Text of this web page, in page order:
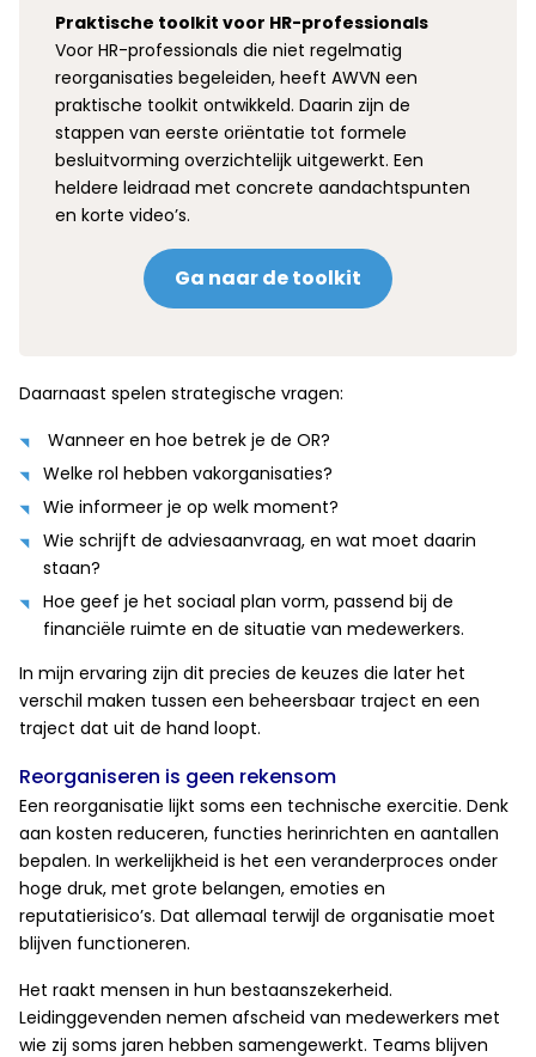
Praktische toolkit voor HR-professionals
Voor HR-professionals die niet regelmatig
reorganisaties begeleiden, heeft AWVN een
praktische toolkit ontwikkeld. Daarin zijn de
stappen van eerste oriëntatie tot formele
besluitvorming overzichtelijk uitgewerkt. Een
heldere leidraad met concrete aandachtspunten
en korte video’s.
Ga naar de toolkit
Daarnaast spelen strategische vragen:
Wanneer en hoe betrek je de OR?
Welke rol hebben vakorganisaties?
Wie informeer je op welk moment?
Wie schrijft de adviesaanvraag, en wat moet daarin
staan?
Hoe geef je het sociaal plan vorm, passend bij de
financiële ruimte en de situatie van medewerkers.
In mijn ervaring zijn dit precies de keuzes die later het
verschil maken tussen een beheersbaar traject en een
traject dat uit de hand loopt.
Reorganiseren is geen rekensom
Een reorganisatie lijkt soms een technische exercitie. Denk
aan kosten reduceren, functies herinrichten en aantallen
bepalen. In werkelijkheid is het een veranderproces onder
hoge druk, met grote belangen, emoties en
reputatierisico’s. Dat allemaal terwijl de organisatie moet
blijven functioneren.
Het raakt mensen in hun bestaanszekerheid.
Leidinggevenden nemen afscheid van medewerkers met
wie zij soms jaren hebben samengewerkt. Teams blijven